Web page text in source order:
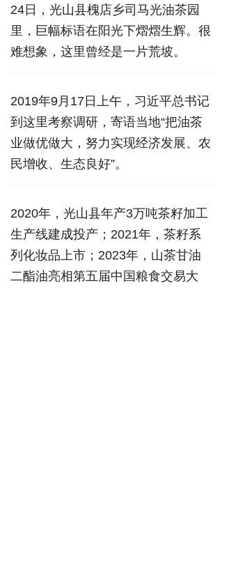
24日，光山县槐店乡司马光油茶园
里，巨幅标语在阳光下熠熠生辉。很
难想象，这里曾经是一片荒坡。
2019年9月17日上午，习近平总书记
到这里考察调研，寄语当地“把油茶
业做优做大，努力实现经济发展、农
民增收、生态良好”。
2020年，光山县年产3万吨茶籽加工
生产线建成投产；2021年，茶籽系
列化妆品上市；2023年，山茶甘油
二酯油亮相第五届中国粮食交易大